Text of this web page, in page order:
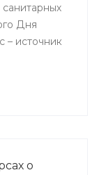
Дня
– источник
о